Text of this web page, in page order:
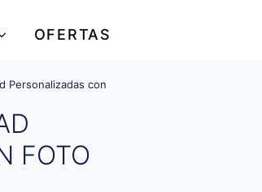
OFERTAS
Personalizadas con
FOTO